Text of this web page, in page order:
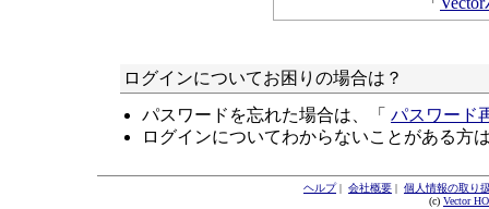
ログインについてお困りの場合は？
パスワードを忘れた場合は、「 パスワード
ログインについてわからないことがある方
ヘルプ| 会社概要 | 個人情報の取り
(c) Vector